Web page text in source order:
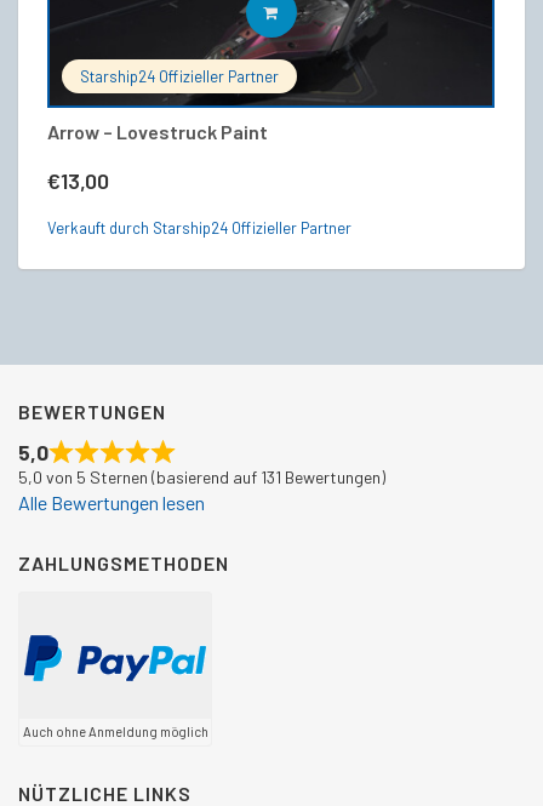
Starship24 Offizieller Partner
Arrow – Lovestruck Paint
€13,00
IN DEN WARENKORB
Verkauft durch Starship24 Offizieller Partner
BEWERTUNGEN
5,0
5,0 von 5 Sternen (basierend auf 131 Bewertungen)
Alle Bewertungen lesen
ZAHLUNGSMETHODEN
Auch ohne Anmeldung möglich
NÜTZLICHE LINKS